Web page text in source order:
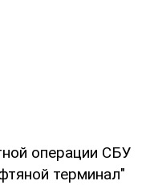
операции СБУ
терминал"